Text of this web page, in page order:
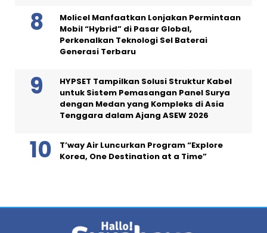
Molicel Manfaatkan Lonjakan Permintaan
Mobil “Hybrid” di Pasar Global,
Perkenalkan Teknologi Sel Baterai
Generasi Terbaru
HYPSET Tampilkan Solusi Struktur Kabel
untuk Sistem Pemasangan Panel Surya
dengan Medan yang Kompleks di Asia
Tenggara dalam Ajang ASEW 2026
T’way Air Luncurkan Program “Explore
Korea, One Destination at a Time”